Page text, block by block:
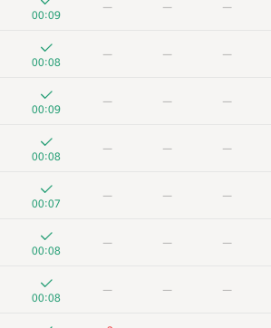
00:09
— — —
00:08
— — —
00:09
— — —
00:08
— — —
00:07
— — —
00:08
— — —
00:08
— — —